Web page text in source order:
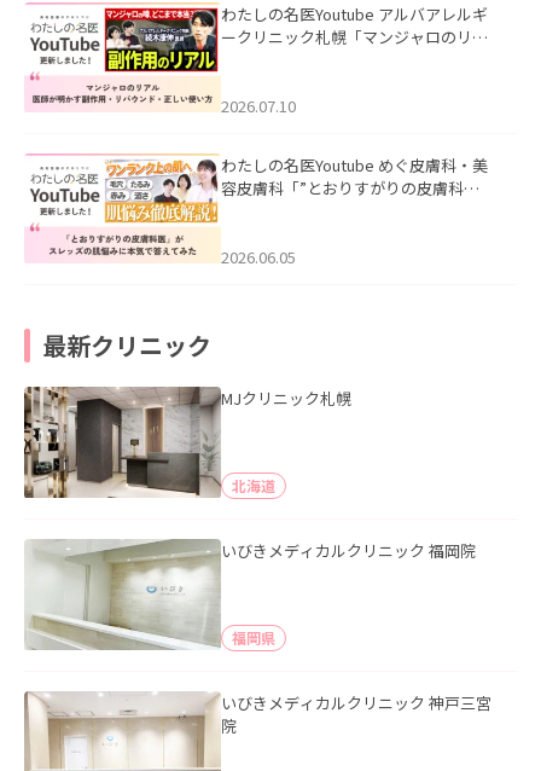
わたしの名医Youtube アルバアレルギ
ークリニック札幌「マンジャロのリア
た。
2026.07.10
わたしの名医Youtube めぐ皮膚科・美
容皮膚科「”とおりすがりの皮膚科
2026.06.05
最新クリニック
MJクリニック札幌
北海道
いびきメディカルクリニック 福岡院
福岡県
いびきメディカルクリニック 神戸三宮
院